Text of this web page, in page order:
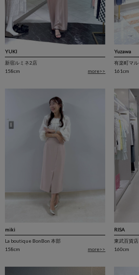
YUKI
新宿ルミネ2店
158cm
more>>
Yuzawa
有楽町マ
161cm
miki
La boutique BonBon 本部
158cm
more>>
RISA
東武百貨
160cm